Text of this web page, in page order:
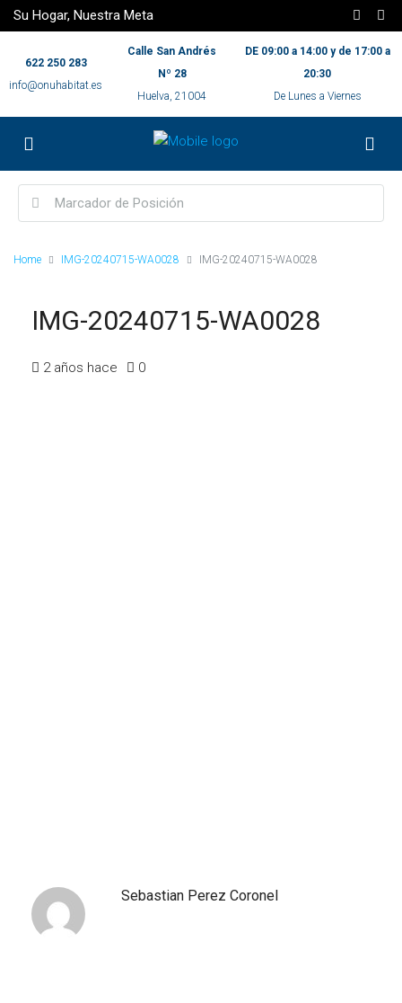
Su Hogar, Nuestra Meta
622 250 283
info@onuhabitat.es
Calle San Andrés
Nº 28
Huelva, 21004
DE 09:00 a 14:00 y de 17:00 a
20:30
De Lunes a Viernes
Home IMG-20240715-WA0028 IMG-20240715-WA0028
IMG-20240715-WA0028
2 años hace 0
Sebastian Perez Coronel